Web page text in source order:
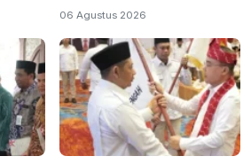
06 Agustus 2026